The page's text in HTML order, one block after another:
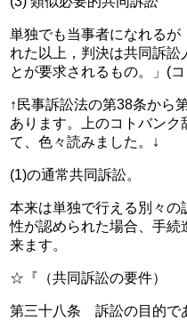
単独でも当事者になれるが
れた以上，判決は共同訴訟
とが要求されるもの。」(
↑民事訴訟法の第38条から
あります。上のコトバンク
て、色々読みました。↓
(1)の通常共同訴訟。
本来は単独で行える別々の
性が認められた場合、手続
来ます。
☆『（共同訴訟の要件）
第三十八条　訴訟の目的で